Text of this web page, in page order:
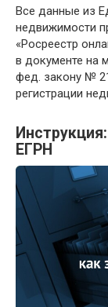
Все данные из
недвижимости
«Росреестр
в документе на
фед. закону №
регистрации
ЕГРН